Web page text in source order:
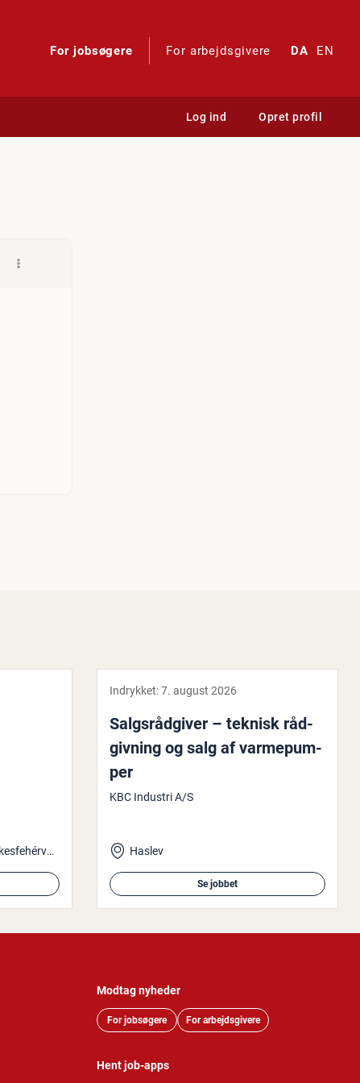
For jobsøgere For arbejdsgivere DA EN
Log ind Opret profil
Bjerringbro, Pfinztal, or Székesfehérvár, Hybrid position
Indrykket:7. august 2026
Salgs­rå­d­gi­ver – teknisk rå­d­
giv­ning og salg af var­me­pum­
per
KBC Industri A/S
Haslev
Se jobbet
Modtag nyheder
For jobsøgere For arbejdsgivere
Hent job-apps